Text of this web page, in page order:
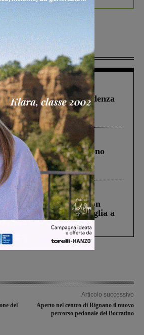
1 Agosto 2026
finanziata oltre la scadenza
Fratelli d’Italia: “Un
Governo”
in A1 in cui morirono
Lo schianto, il
ai sorpassi fra tir....
struttura di Castiglion
che aveva ucciso la figlia a
del
Articolo successivo
Aperto nel centro di Rignano il nuovo
percorso pedonale del Borratino